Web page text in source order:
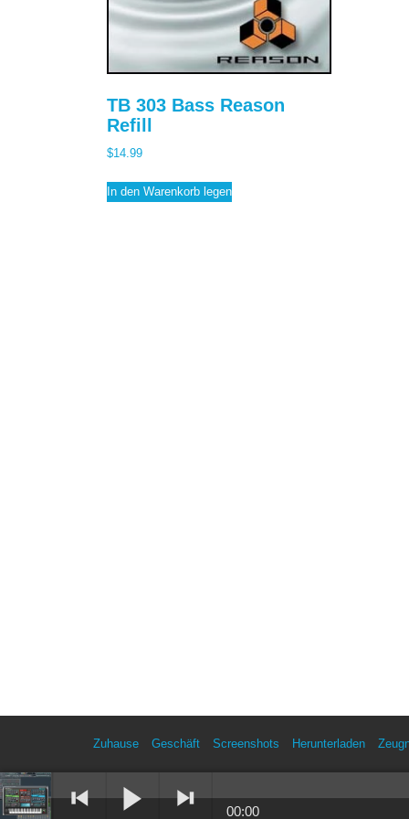
TB 303 Bass Reason
Refill
$14.99
In den Warenkorb legen
Zuhause Geschäft Screenshots Herunterladen
00:00